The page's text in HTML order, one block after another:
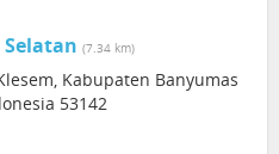
(7.34 km)
Kabupaten Banyumas
53142